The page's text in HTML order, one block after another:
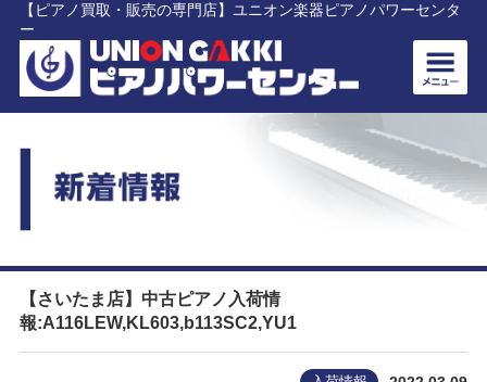
【ピアノ買取・販売の専門店】ユニオン楽器ピアノパワーセンタ
ー
【さいたま店】中古ピアノ入荷情
報:A116LEW,KL603,b113SC2,YU1